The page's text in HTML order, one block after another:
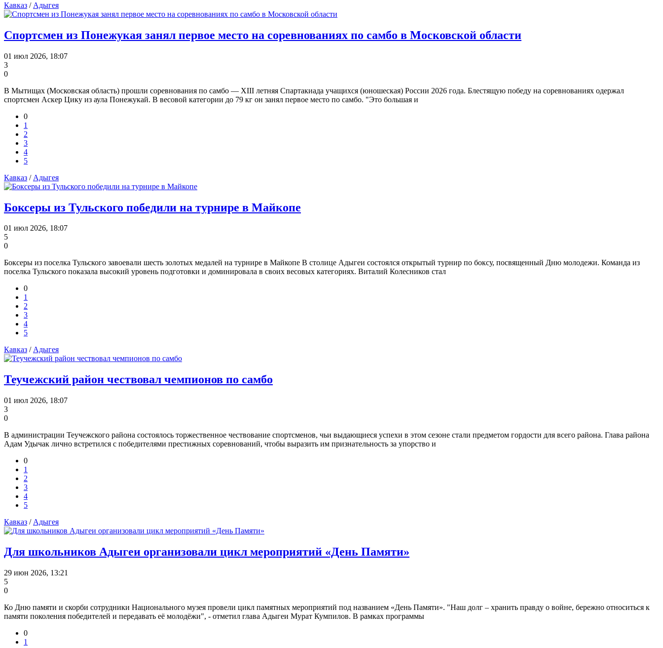
Кавказ / Адыгея
Спортсмен из Понежукая занял первое место на соревнованиях по самбо в Московской области
01 июл 2026, 18:07
3
0
В Мытищах (Московская область) прошли соревнования по самбо — XIII летняя Спартакиада учащихся (юношеская) России 2026 года. Блестящую победу на соревнованиях одержал
спортсмен Аскер Цику из аула Понежукай. В весовой категории до 79 кг он занял первое место по самбо. "Это большая и
0
1
2
3
4
5
Кавказ / Адыгея
Боксеры из Тульского победили на турнире в Майкопе
01 июл 2026, 18:07
5
0
Боксеры из поселка Тульского завоевали шесть золотых медалей на турнире в Майкопе В столице Адыгеи состоялся открытый турнир по боксу, посвященный Дню молодежи. Команда из
поселка Тульского показала высокий уровень подготовки и доминировала в своих весовых категориях. Виталий Колесников стал
0
1
2
3
4
5
Кавказ /Адыгея
Теучежский район чествовал чемпионов по самбо
01 июл 2026, 18:07
3
0
В администрации Теучежского района состоялось торжественное чествование спортсменов, чьи выдающиеся успехи в этом сезоне стали предметом гордости для всего района. Глава района
Адам Удычак лично встретился с победителями престижных соревнований, чтобы выразить им признательность за упорство и
0
1
2
3
4
5
Кавказ / Адыгея
Для школьников Адыгеи организовали цикл мероприятий «День Памяти»
29 июн 2026, 13:21
5
0
Ко Дню памяти и скорби сотрудники Национального музея провели цикл памятных мероприятий под названием «День Памяти». "Наш долг – хранить правду о войне, бережно относиться к
памяти поколения победителей и передавать её молодёжи", - отметил глава Адыгеи Мурат Кумпилов. В рамках программы
0
1